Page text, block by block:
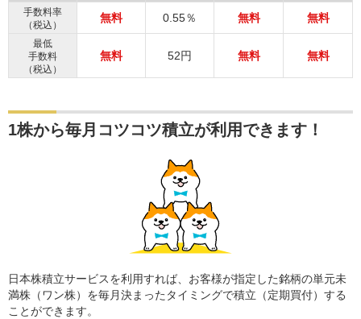
手数料率
（税込）
無料 0.55％ 無料 無料
最低
手数料
（税込）
無料 52円 無料 無料
1株から毎月コツコツ積立が利用できます！
日本株積立サービスを利用すれば、お客様が指定した銘柄の単元未
満株（ワン株）を毎月決まったタイミングで積立（定期買付）する
ことができます。